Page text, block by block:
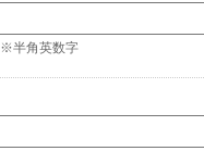
※半角英数字